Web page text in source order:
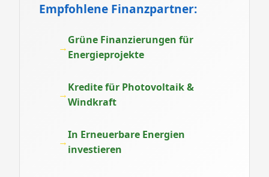
Empfohlene Finanzpartner:
Grüne Finanzierungen für
Energieprojekte
Kredite für Photovoltaik &
Windkraft
In Erneuerbare Energien
investieren